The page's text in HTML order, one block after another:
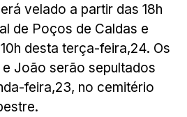
velado a partir das 18h
de Poços de Caldas e
desta terça-feira,24. Os
João serão sepultados
feira,23, no cemitério